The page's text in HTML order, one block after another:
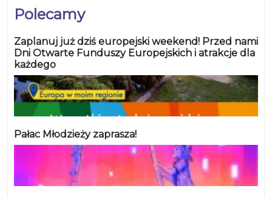
Polecamy
Zaplanuj już dziś europejski weekend! Przed nami
Dni Otwarte Funduszy Europejskich i atrakcje dla
każdego
Pałac Młodzieży zaprasza!